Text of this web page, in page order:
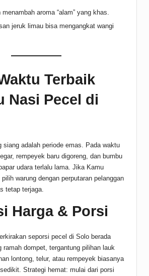
aroma “alam” yang khas.
jeruk limau bisa mengangkat wangi
Terbaik
Nasi Pecel di
siang adalah periode emas. Pada waktu
rempeyek baru digoreng, dan bumbu
udara terlalu lama. Jika Kamu
warung dengan perputaran pelanggan
tetap terjaga.
Harga & Porsi
seporsi pecel di Solo berada
ramah dompet, tergantung pilihan lauk
lontong, telur, atau rempeyek biasanya
Strategi hemat: mulai dari porsi